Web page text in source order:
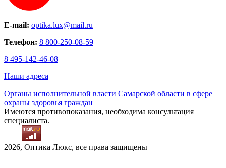
E-mail: optika.lux@mail.ru
Телефон: 8 800-250-08-59
8 495-142-46-08
Наши адреса
Органы исполнительной власти Самарской области в сфере
охраны здоровья граждан
Имеются противопоказания, необходима консультация
специалиста.
2026, Оптика Люкс, все права защищены